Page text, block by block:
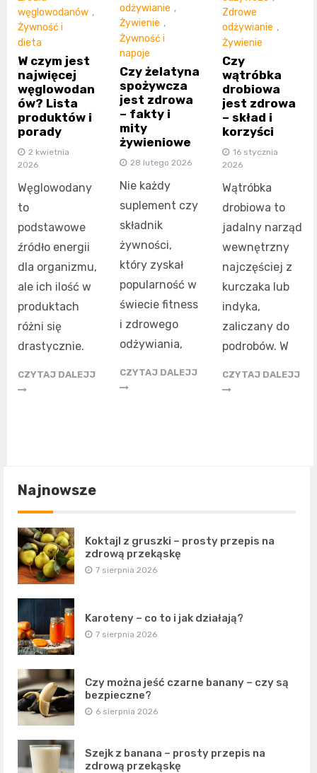
węglowodanów ,
Żywność i
dieta
W czym jest
najwięcej
węglowodan
ów? Lista
produktów i
porady
2 kwietnia
2026
Węglowodany
to
podstawowe
źródło energii
dla organizmu,
ale ich ilość w
produktach
różni się
drastycznie.
CZYTAJ DALEJJ
odżywianie ,
Żywienie ,
Żywność i
napoje
Czy żelatyna
spożywcza
jest zdrowa
– fakty i
mity
żywieniowe
28 lutego 2026
Nie każdy
suplement czy
składnik
żywności,
który zyskał
popularność w
świecie fitness
i zdrowego
odżywiania,
CZYTAJ DALEJJ
Zdrowe
odżywianie ,
Żywienie
Czy
wątróbka
drobiowa
jest zdrowa
– skład i
korzyści
16 stycznia
2026
Wątróbka
drobiowa to
jadalny narząd
wewnętrzny
najczęściej z
kurczaka lub
indyka,
zaliczany do
podrobów. W
CZYTAJ DALEJJ
Najnowsze
Koktajl z gruszki – prosty przepis na
zdrową przekąskę
7 sierpnia 2026
Karoteny – co to i jak działają?
7 sierpnia 2026
Czy można jeść czarne banany – czy są
bezpieczne?
6 sierpnia 2026
Szejk z banana – prosty przepis na
zdrową przekąskę